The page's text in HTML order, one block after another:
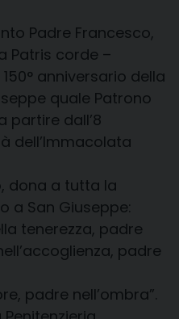
Padre Francesco,
Patris corde –
anniversario della
quale Patrono
partire dall’8
dell’Immacolata
dona a tutta la
a San Giuseppe:
tenerezza, padre
padre
padre nell’ombra”.